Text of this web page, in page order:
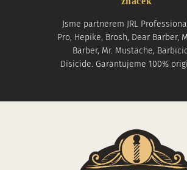
Jsme partnerem JRL
Pro, Hepike, Brosh, Dear Barber,
Barber, Mr. Mustache,
Disicide. Garantujeme 100%